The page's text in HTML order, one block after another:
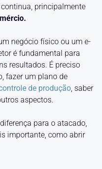
principalmente
negócio físico ou um e-
é fundamental para
resultados. É preciso
fazer um plano de
de produção, saber
aspectos.
para o atacado,
importante, como abrir